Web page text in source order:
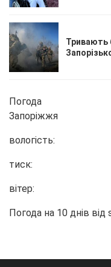
Тривають
Погода
Запоріжжя
вологість:
тиск:
вітер:
Погода на 10 днів від